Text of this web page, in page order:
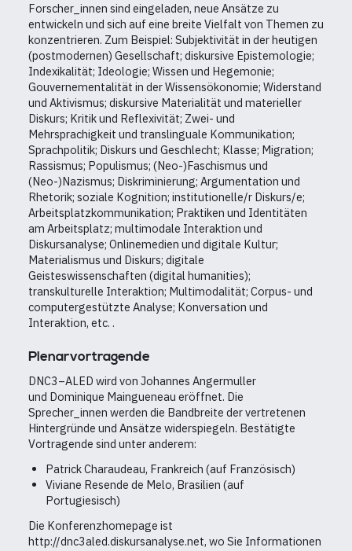
Forscher_innen sind eingeladen, neue Ansätze zu
entwickeln und sich auf eine breite Vielfalt von Themen zu
konzentrieren. Zum Beispiel: Subjektivität in der heutigen
(postmodernen) Gesellschaft; diskursive Epistemologie;
Indexikalität; Ideologie; Wissen und Hegemonie;
Gouvernementalität in der Wissensökonomie; Widerstand
und Aktivismus; diskursive Materialität und materieller
Diskurs; Kritik und Reflexivität; Zwei- und
Mehrsprachigkeit und translinguale Kommunikation;
Sprachpolitik; Diskurs und Geschlecht; Klasse; Migration;
Rassismus; Populismus; (Neo-)Faschismus und
(Neo-)Nazismus; Diskriminierung; Argumentation und
Rhetorik; soziale Kognition; institutionelle/r Diskurs/e;
Arbeitsplatzkommunikation; Praktiken und Identitäten
am Arbeitsplatz; multimodale Interaktion und
Diskursanalyse; Onlinemedien und digitale Kultur;
Materialismus und Diskurs; digitale
Geisteswissenschaften (digital humanities);
transkulturelle Interaktion; Multimodalität; Corpus- und
computergestützte Analyse; Konversation und
Interaktion, etc. .
Plenarvortragende
DNC3–ALED wird von Johannes Angermuller
und Dominique Maingueneau eröffnet. Die
Sprecher_innen werden die Bandbreite der vertretenen
Hintergründe und Ansätze widerspiegeln. Bestätigte
Vortragende sind unter anderem:
Patrick Charaudeau, Frankreich (auf Französisch)
Viviane Resende de Melo, Brasilien (auf
Portugiesisch)
Die Konferenzhomepage ist
http://dnc3aled.diskursanalyse.net, wo Sie Informationen